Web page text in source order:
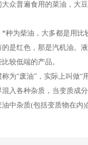
众普遍食用的菜油，大
种为柴油，大多都是用
是红色，那是汽机油。
较低端的产品。
为“废油”，实际上叫做
入各种杂质，当变质成
中杂质(包括变质物在